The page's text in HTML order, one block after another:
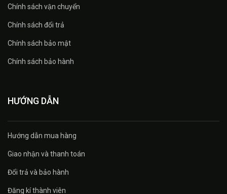
Chính sách vận chuyển
Chính sách đổi trả
Chính sách bảo mật
Chính sách bảo hành
HƯỚNG DẪN
Hướng dẫn mua hàng
Giao nhận và thanh toán
Đổi trả và bảo hành
Đăng kí thành viên